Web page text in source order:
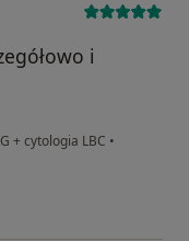
i
+ cytologia LBC •